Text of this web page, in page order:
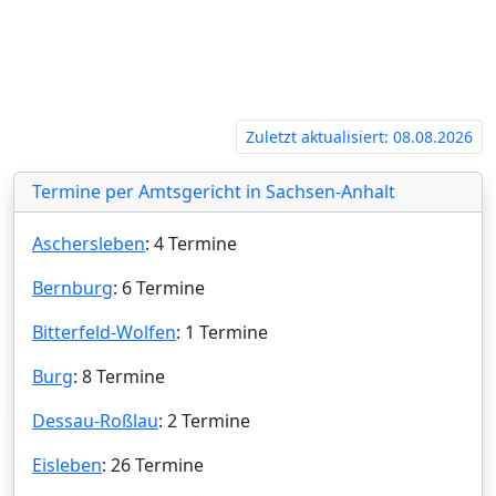
Zuletzt aktualisiert: 08.08.2026
Termine per Amtsgericht in Sachsen-Anhalt
Aschersleben: 4 Termine
Bernburg: 6 Termine
Bitterfeld-Wolfen: 1 Termine
Burg: 8 Termine
Dessau-Roßlau: 2 Termine
Eisleben: 26 Termine